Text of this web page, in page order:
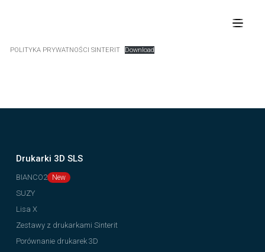
POLITYKA PRYWATNOŚCI SINTERIT Download
Drukarki 3D SLS
BIANCO2
SUZY
Lisa X
Zestawy z drukarkami Sinterit
Porównanie drukarek 3D